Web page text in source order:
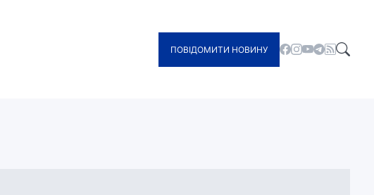
ПОВІДОМИТИ НОВИНУ